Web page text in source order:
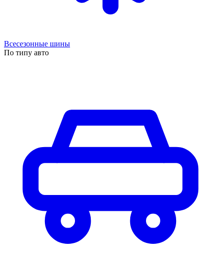
Всесезонные шины
По типу авто